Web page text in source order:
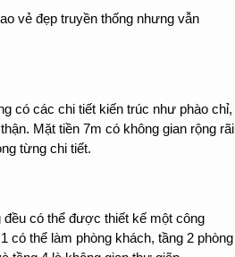
vẻ đẹp truyền thống nhưng vẫn
có các chi tiết kiến trúc như phào chỉ,
Mặt tiền 7m có không gian rộng rãi
từng chi tiết.
đều có thể được thiết kế một công
có thể làm phòng khách, tầng 2 phòng